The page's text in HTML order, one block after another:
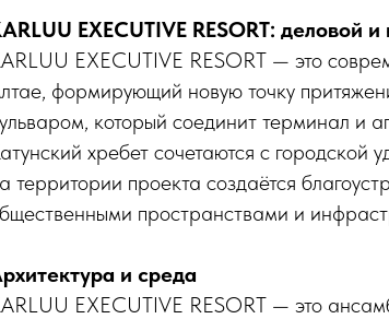
EXECUTIVE RESORT:
EXECUTIVE RESORT — это
формирующий новую точку
который соединит терминал и
хребет сочетаются с
территории проекта создаётся
пространствами и
и среда
EXECUTIVE RESORT — это